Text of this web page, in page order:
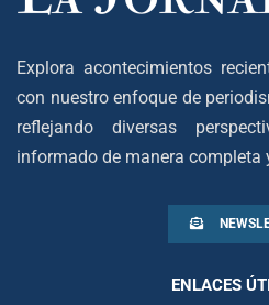
Explora acontecimientos
con nuestro enfoque de
reflejando diversas
informado de manera completa
ENLACES